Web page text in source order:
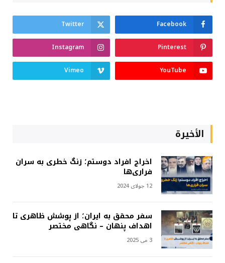
Facebook
Twitter
Pinterest
Instagram
YouTube
Vimeo
الأخيرة
اخراج افراد دوستم؛ زنگ خطری به سران
فراری‌ها
12 جولای 2024
سفر محقق به ایران؛ از پوشش ظاهری تا
اهداف پنهان – نگاهی مختصر
3 می 2025